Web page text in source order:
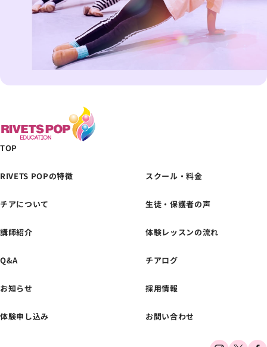
体験レッスンの
お申し込みはこちら
TOP
RIVETS POPの特徴 スクール・料金
チアについて 生徒・保護者の声
講師紹介 体験レッスンの流れ
Q&A チアログ
お知らせ 採用情報
体験申し込み お問い合わせ